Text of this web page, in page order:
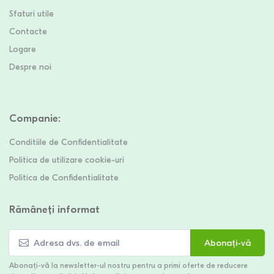
Sfaturi utile
Contacte
Logare
Despre noi
Companie:
Conditiile de Confidentialitate
Politica de utilizare cookie-uri
Politica de Confidentialitate
Rămâneți informat
Abonați-vă
Abonați-vă la newsletter-ul nostru pentru a primi oferte de reducere